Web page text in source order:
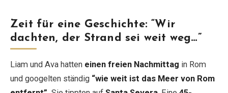
Zeit für eine Geschichte: “Wir
dachten, der Strand sei weit weg…”
Liam und Ava hatten einen freien Nachmittag in Rom
und googelten ständig “wie weit ist das Meer von Rom